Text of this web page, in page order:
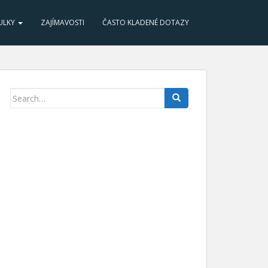
ZAJÍMAVOSTI ČASTO KLADENÉ DOTAZY
Search for: